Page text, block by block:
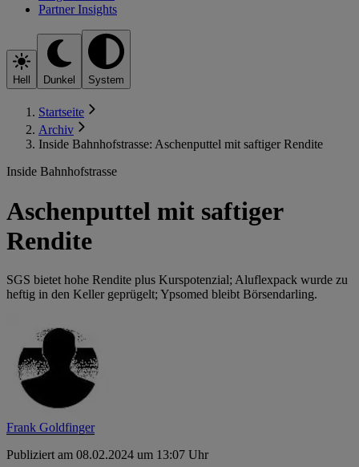
Partner Insights
Hell Dunkel System
Startseite
Archiv
Inside Bahnhofstrasse: Aschenputtel mit saftiger Rendite
Inside Bahnhofstrasse
Aschenputtel mit saftiger
Rendite
SGS bietet hohe Rendite plus Kurspotenzial; ­Aluflexpack wurde zu
­heftig in den Keller ­geprügelt; ­Ypsomed bleibt Börsendarling.
Frank Goldfinger
Publiziert am 08.02.2024 um 13:07 Uhr